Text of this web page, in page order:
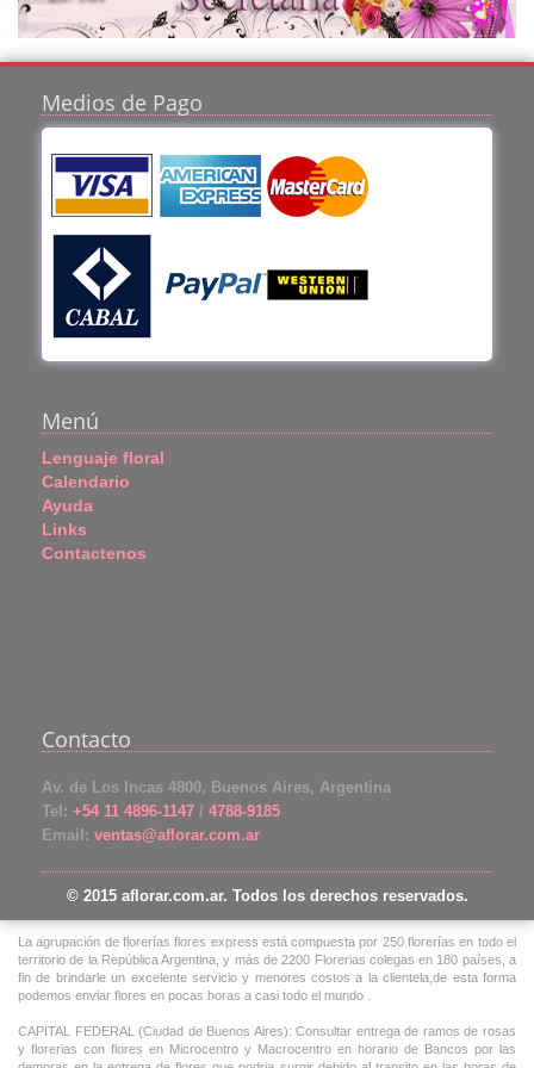
Medios de Pago
Menú
Lenguaje floral
Calendario
Ayuda
Links
Contactenos
Contacto
Av. de Los Incas 4800, Buenos Aires, Argentina
Tel: +54 11 4896-1147 / 4788-9185
Email: ventas@aflorar.com.ar
© 2015 aflorar.com.ar. Todos los derechos reservados.
La agrupación de florerías flores express está compuesta por 250 florerías en todo el
territorio de la República Argentina, y más de 2200 Florerias colegas en 180 países, a
fin de brindarle un excelente servicio y menores costos a la clientela,de esta forma
podemos enviar flores en pocas horas a casi todo el mundo .
CAPITAL FEDERAL (Ciudad de Buenos Aires): Consultar entrega de ramos de rosas
y florerias con flores en Microcentro y Macrocentro en horario de Bancos por las